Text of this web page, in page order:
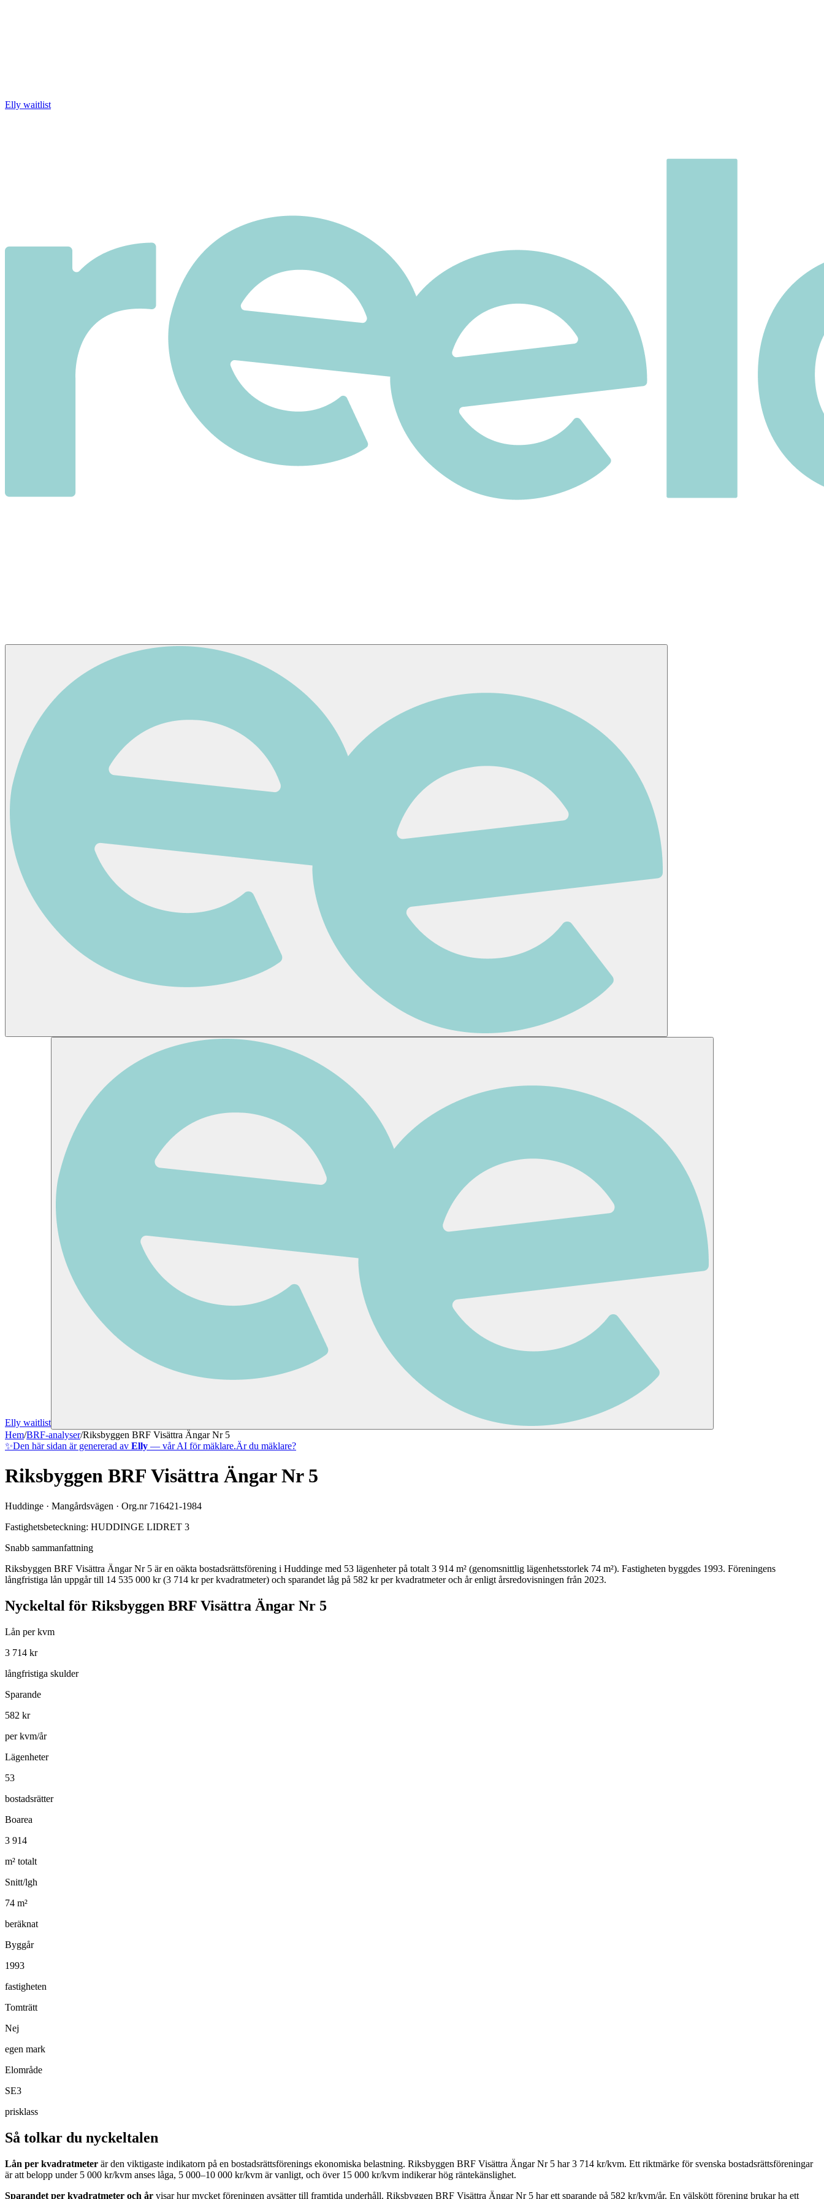
Elly waitlist
Elly waitlist
Hem/BRF-analyser/Riksbyggen BRF Visättra Ängar Nr 5
✨Den här sidan är genererad av Elly — vår AI för mäklare.Är du mäklare?
Riksbyggen BRF Visättra Ängar Nr 5
Huddinge · Mangårdsvägen · Org.nr 716421-1984
Fastighetsbeteckning: HUDDINGE LIDRET 3
Snabb sammanfattning
Riksbyggen BRF Visättra Ängar Nr 5 är en oäkta bostadsrättsförening i Huddinge med 53 lägenheter på totalt 3 914 m² (genomsnittlig lägenhetsstorlek 74 m²). Fastigheten byggdes 1993. Föreningens
långfristiga lån uppgår till 14 535 000 kr (3 714 kr per kvadratmeter) och sparandet låg på 582 kr per kvadratmeter och år enligt årsredovisningen från 2023.
Nyckeltal för Riksbyggen BRF Visättra Ängar Nr 5
Lån per kvm
3 714 kr
långfristiga skulder
Sparande
582 kr
per kvm/år
Lägenheter
53
bostadsrätter
Boarea
3 914
m² totalt
Snitt/lgh
74 m²
beräknat
Byggår
1993
fastigheten
Tomträtt
Nej
egen mark
Elområde
SE3
prisklass
Så tolkar du nyckeltalen
Lån per kvadratmeter är den viktigaste indikatorn på en bostadsrättsförenings ekonomiska belastning. Riksbyggen BRF Visättra Ängar Nr 5 har 3 714 kr/kvm. Ett riktmärke för svenska bostadsrättsföreningar
är att belopp under 5 000 kr/kvm anses låga, 5 000–10 000 kr/kvm är vanligt, och över 15 000 kr/kvm indikerar hög räntekänslighet.
Sparandet per kvadratmeter och år visar hur mycket föreningen avsätter till framtida underhåll. Riksbyggen BRF Visättra Ängar Nr 5 har ett sparande på 582 kr/kvm/år. En välskött förening brukar ha ett